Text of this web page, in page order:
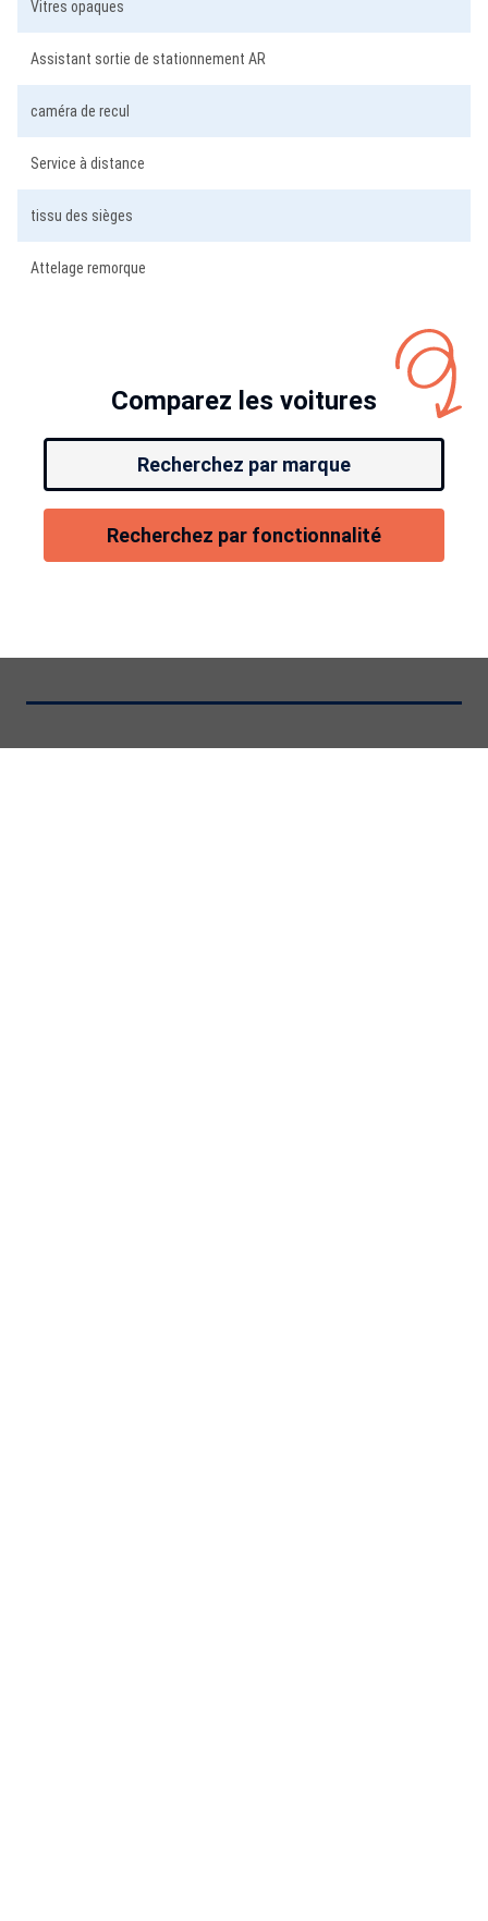
Vitres opaques
Assistant sortie de stationnement AR
caméra de recul
Service à distance
tissu des sièges
Attelage remorque
Comparez les voitures
Recherchez par marque
Recherchez par fonctionnalité